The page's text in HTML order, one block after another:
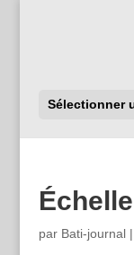
Sélectionner
par Bati-journal|